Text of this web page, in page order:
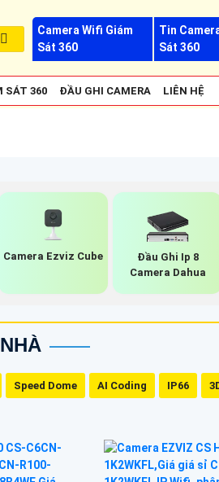
Camera Wifi Giám
Sát 360
Tin
Sát 360
SÁT 360 ĐẦU GHI CAMERA LIÊN HỆ
Camera Ezviz Cube
Đầu Ghi Ip 8
Camera Dahua
Speed Dome AI Coding IP66